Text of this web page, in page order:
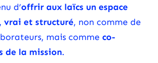
d’offrir aux laïcs un espace
vrai et structuré, non comme de
mais comme co-
de la mission.